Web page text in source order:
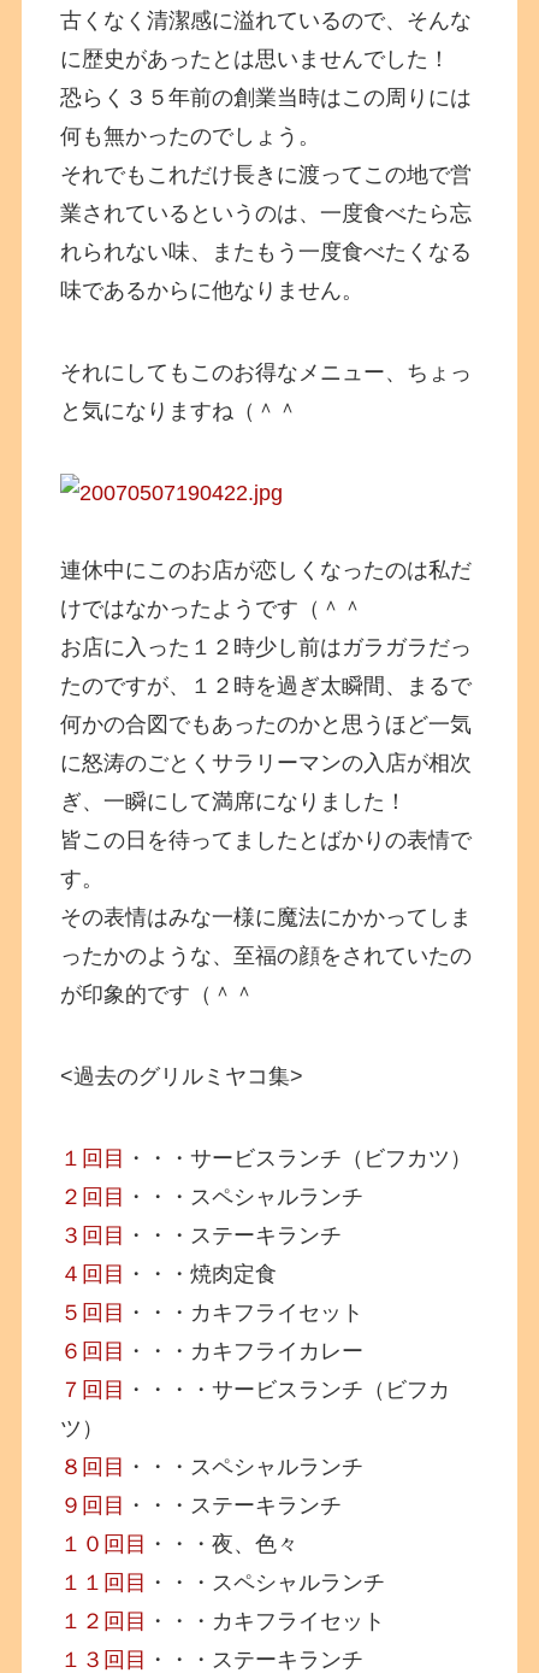
古くなく清潔感に溢れているので、そんな
に歴史があったとは思いませんでした！
恐らく３５年前の創業当時はこの周りには
何も無かったのでしょう。
それでもこれだけ長きに渡ってこの地で営
業されているというのは、一度食べたら忘
れられない味、またもう一度食べたくなる
味であるからに他なりません。
それにしてもこのお得なメニュー、ちょっ
と気になりますね（＾＾
連休中にこのお店が恋しくなったのは私だ
けではなかったようです（＾＾
お店に入った１２時少し前はガラガラだっ
たのですが、１２時を過ぎ太瞬間、まるで
何かの合図でもあったのかと思うほど一気
に怒涛のごとくサラリーマンの入店が相次
ぎ、一瞬にして満席になりました！
皆この日を待ってましたとばかりの表情で
す。
その表情はみな一様に魔法にかかってしま
ったかのような、至福の顔をされていたの
が印象的です（＾＾
<過去のグリルミヤコ集>
１回目 ・・・サービスランチ（ビフカツ）
２回目 ・・・スペシャルランチ
３回目 ・・・ステーキランチ
４回目 ・・・焼肉定食
５回目 ・・・カキフライセット
６回目 ・・・カキフライカレー
７回目 ・・・・サービスランチ（ビフカ
ツ）
８回目 ・・・スペシャルランチ
９回目 ・・・ステーキランチ
１０回目 ・・・夜、色々
１１回目 ・・・スペシャルランチ
１２回目 ・・・カキフライセット
１３回目 ・・・ステーキランチ